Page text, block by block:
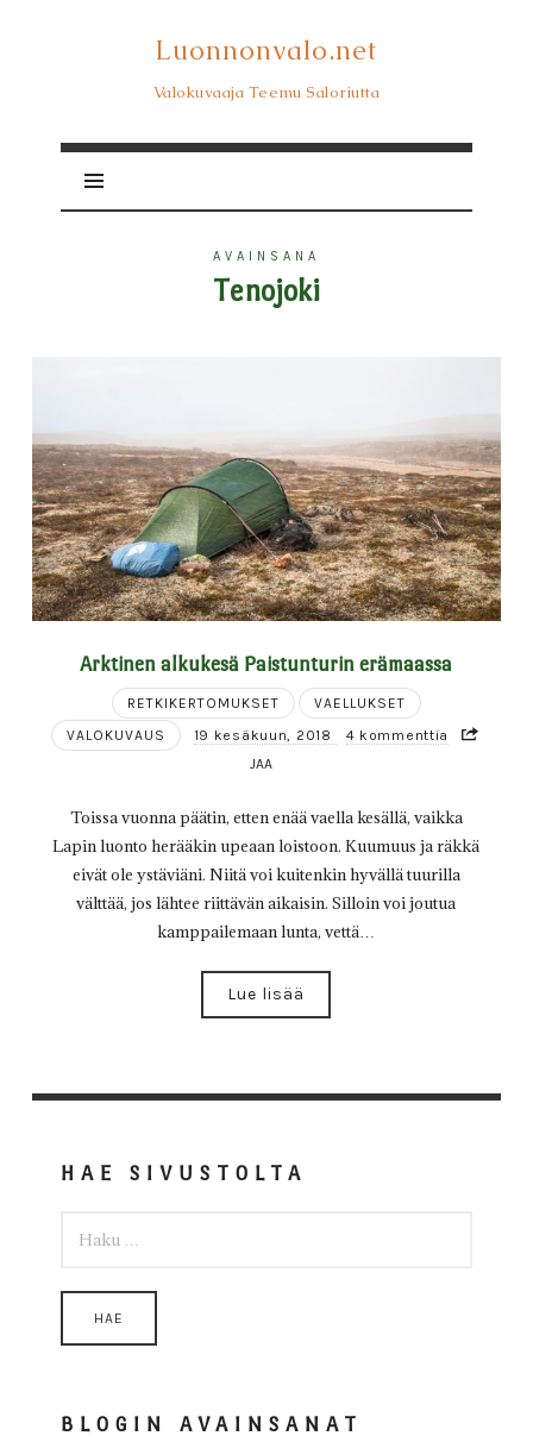
Luonnonvalo.net
Luonnonvalo.net
Valokuvaaja Teemu Saloriutta
AVAINSANA
Tenojoki
Arktinen alkukesä Paistunturin erämaassa
RETKIKERTOMUKSET
VAELLUKSET
VALOKUVAUS
19 kesäkuun, 2018
4 kommenttia
JAA
Toissa vuonna päätin, etten enää vaella kesällä, vaikka
Lapin luonto herääkin upeaan loistoon. Kuumuus ja räkkä
eivät ole ystäviäni. Niitä voi kuitenkin hyvällä tuurilla
välttää, jos lähtee riittävän aikaisin. Silloin voi joutua
kamppailemaan lunta, vettä…
Lue lisää
HAE SIVUSTOLTA
BLOGIN AVAINSANAT